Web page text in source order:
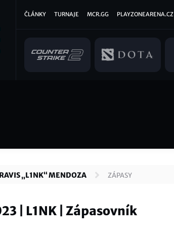
Hlavní
ČLÁNKY TURNAJE MCR.GG PLAYZONEARENA.CZ
„L1NK“ MENDOZA ZÁPASY
| L1NK | Zápasovník